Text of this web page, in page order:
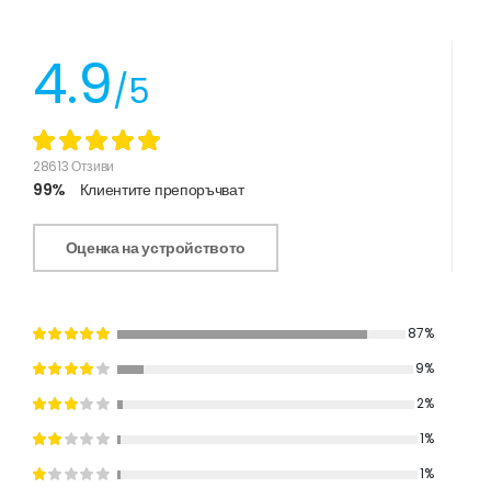
4.9/5
28613 Отзиви
99% Клиентите препоръчват
Оценка на устройството
87%
9%
2%
1%
1%